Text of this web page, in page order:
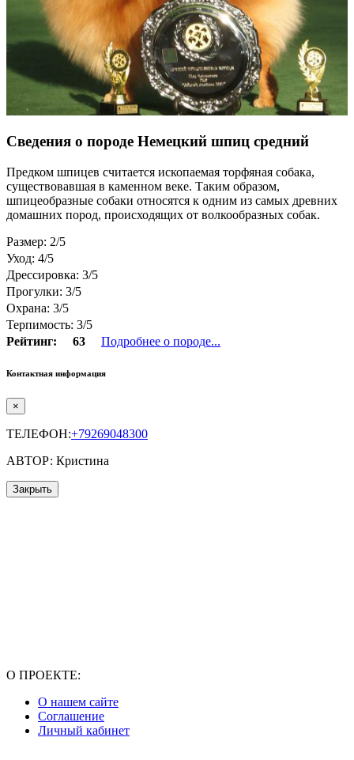
Сведения о породе Немецкий шпиц средний
Предком шпицев считается ископаемая торфяная собака,
существовавшая в каменном веке. Таким образом,
шпицеобразные собаки относятся к одним из самых древних
домашних пород, происходящих от волкообразных собак.
Размер: 2/5
Уход: 4/5
Дрессировка: 3/5
Прогулки: 3/5
Охрана: 3/5
Терпимость: 3/5
Рейтинг:
63 Подробнее о породе...
Контактная информация
×
ТЕЛЕФОН:+79269048300
АВТОР: Кристина
Закрыть
О ПРОЕКТЕ:
О нашем сайте
Соглашение
Личный кабинет